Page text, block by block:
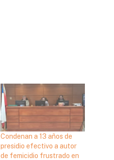
Condenan a 13 años de
presidio efectivo a autor
de femicidio frustrado en